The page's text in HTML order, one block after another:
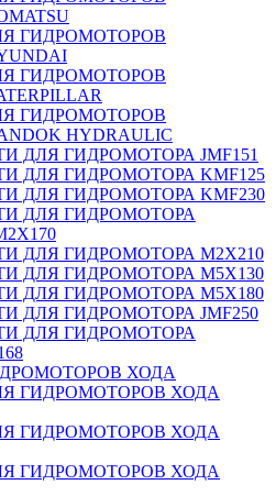
ГИДРОМОТОРОВ
ГИДРОМОТОРОВ
ГИДРОМОТОРОВ
HYDRAULIC
ДЛЯ ГИДРОМОТОРА JMF151
ДЛЯ ГИДРОМОТОРА KMF125
ДЛЯ ГИДРОМОТОРА KMF230
ДЛЯ ГИДРОМОТОРА
ДЛЯ ГИДРОМОТОРА M2X210
ДЛЯ ГИДРОМОТОРА M5X130
ДЛЯ ГИДРОМОТОРА M5X180
ДЛЯ ГИДРОМОТОРА JMF250
ДЛЯ ГИДРОМОТОРА
ХОДА
ГИДРОМОТОРОВ ХОДА
ГИДРОМОТОРОВ ХОДА
ГИДРОМОТОРОВ ХОДА